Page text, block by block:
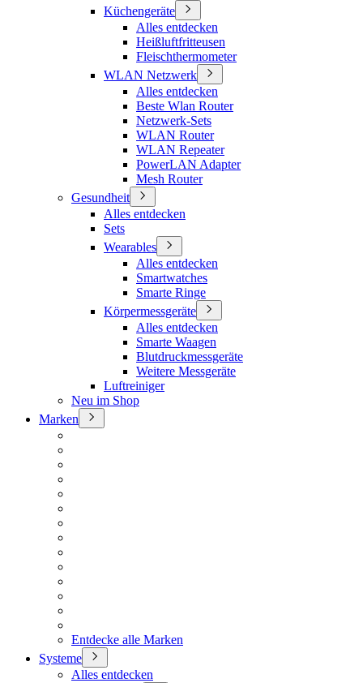
Küchengeräte
Alles entdecken
Heißluftfritteusen
Fleischthermometer
WLAN Netzwerk
Alles entdecken
Beste Wlan Router
Netzwerk-Sets
WLAN Router
WLAN Repeater
PowerLAN Adapter
Mesh Router
Gesundheit
Alles entdecken
Sets
Wearables
Alles entdecken
Smartwatches
Smarte Ringe
Körpermessgeräte
Alles entdecken
Smarte Waagen
Blutdruckmessgeräte
Weitere Messgeräte
Luftreiniger
Neu im Shop
Marken
Entdecke alle Marken
Systeme
Alles entdecken